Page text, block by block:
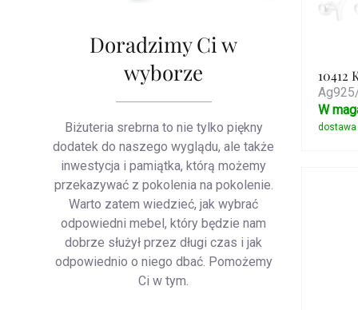
Doradzimy Ci w
wyborze
Biżuteria srebrna to nie tylko piękny
dodatek do naszego wyglądu, ale także
inwestycja i pamiątka, którą możemy
przekazywać z pokolenia na pokolenie.
Warto zatem wiedzieć, jak wybrać
odpowiedni mebel, który będzie nam
dobrze służył przez długi czas i jak
odpowiednio o niego dbać. Pomożemy
Ci w tym.
10412
W